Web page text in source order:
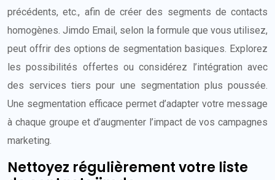
précédents, etc., afin de créer des segments de contacts
homogènes. Jimdo Email, selon la formule que vous utilisez,
peut offrir des options de segmentation basiques. Explorez
les possibilités offertes ou considérez l’intégration avec
des services tiers pour une segmentation plus poussée.
Une segmentation efficace permet d’adapter votre message
à chaque groupe et d’augmenter l’impact de vos campagnes
marketing.
Nettoyez régulièrement votre liste